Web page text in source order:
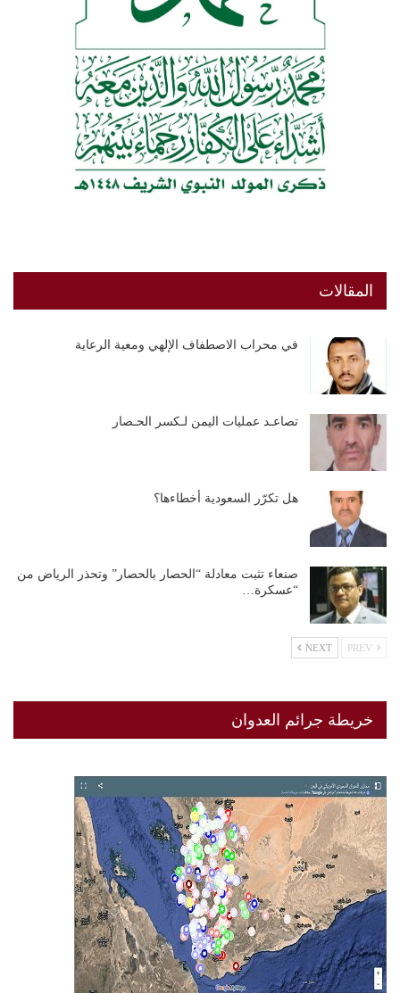
المقالات
في محراب الاصطفاف الإلهي ومعية الرعاية
تصاعـد عمليات اليمن لـكسر الحـصار
هل تكرّر السعودية أخطاءها؟
صنعاء تثبت معادلة “الحصار بالحصار” وتحذر الرياض من
“عسكرة…
NEXT
خريطة جرائم العدوان